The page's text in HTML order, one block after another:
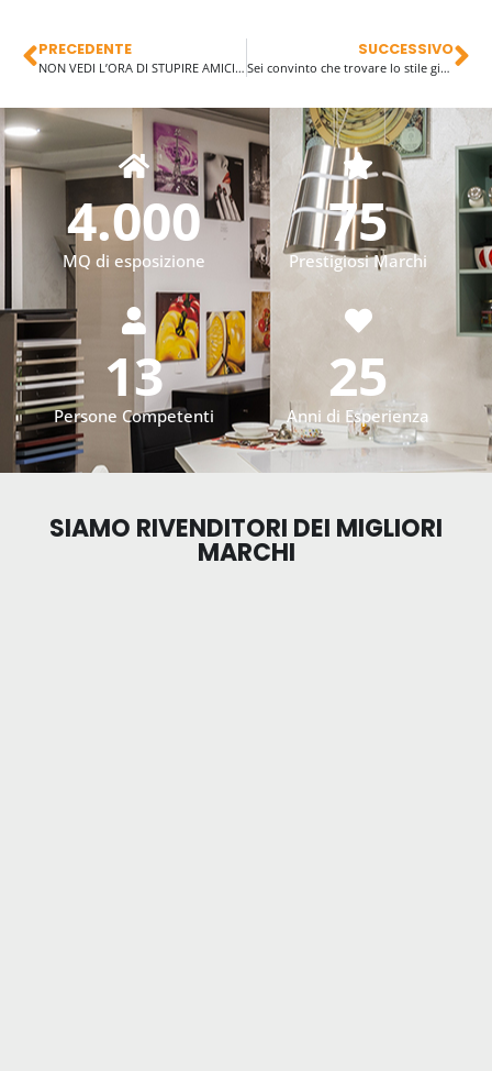
PRECEDENTE
NON VEDI L’ORA DI STUPIRE AMICI E PARENTI CON UN ALBERO DI NATALE CHE TOLGA IL FIATO?
SUCCESSIVO
Sei convinto che trovare lo stile giusto per la tua casa sia difficile? è più facile di quel che pensi..
MQ di esposizione
4.000
Prestigiosi Marchi
75
Persone Competenti
13
Anni di Esperienza
25
SIAMO RIVENDITORI DEI MIGLIORI
MARCHI